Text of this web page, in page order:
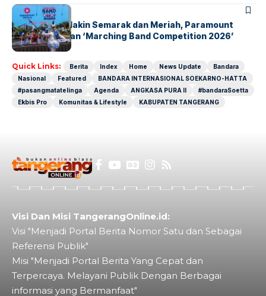
BERITA INDEX
Akhir Pekan Makin Semarak dan Meriah, Paramount
Petals Hadirkan ‘Marching Band Competition 2026’
Quick Links: Berita Index Home News Update
Bandara
Nasional
Featured
BANDARA INTERNASIONAL SOEKARNO-HATTA
#pasangmatatelinga
Agenda ANGKASA PURA II
#bandaraSoetta
Ekbis Pro
Komunitas & Lifestyle KABUPATEN TANGERANG
Visi Dan Misi TangerangOnline.id:
Visi "Menjadi Portal Berita Nomor Satu dan Sebagai
Referensi Publik"
Misi "Menjadi Portal Berita Yang Cepat dan
Terpercaya. Melayani Publik Dengan Berbagai
informasi yang Bermanfaat"